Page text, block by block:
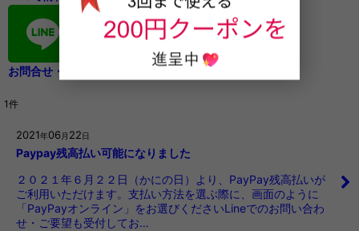
お問合せ・ご要望もお気軽に
1件
2021年06 月 22 日
Paypay残高払い可能になりました
２０２１年６月２２日（かにの日）より、PayPay残高払いが
ご利用いただけます。支払い方法を選ぶ際に、画面のように
「PayPayオンライン」をお選びくださいLineでのお問い合わ
せ・ご要望も受付してお…